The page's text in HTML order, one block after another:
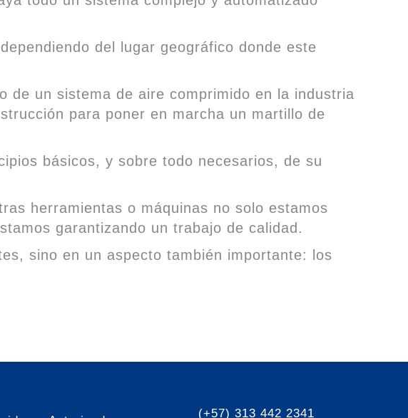
del lugar geográfico donde este
de un sistema de aire comprimido en la industria
para poner en marcha un martillo de
básicos, y sobre todo necesarios, de su
herramientas o máquinas no solo estamos
garantizando un trabajo de calidad.
sino en un aspecto también importante: los
(+57) 313 442 2341